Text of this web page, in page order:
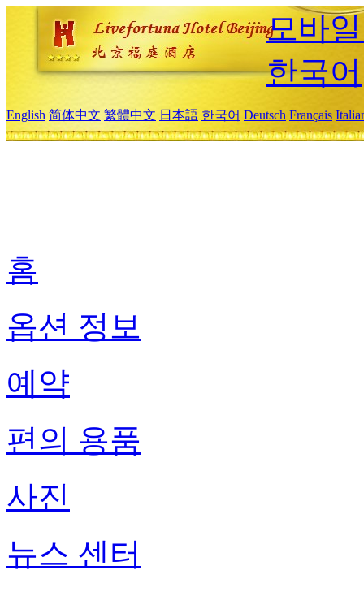
모바
한국어
English 简体中文 繁體中文 日本語 한국어 Deutsch Français
홈
옵션 정보
예약
편의 용품
사진
뉴스 센터